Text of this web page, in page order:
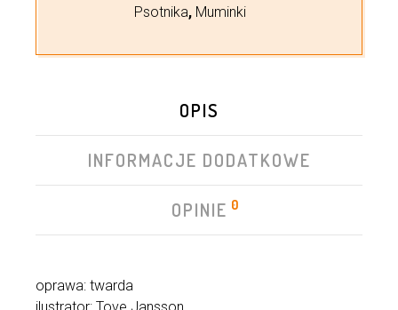
Psotnika, Muminki
OPIS
INFORMACJE DODATKOWE
OPINIE 0
oprawa: twarda